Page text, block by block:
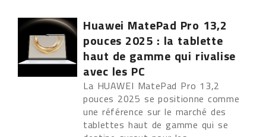
Huawei MatePad Pro 13,2
pouces 2025 : la tablette
haut de gamme qui rivalise
avec les PC
La HUAWEI MatePad Pro 13,2
pouces 2025 se positionne comme
une référence sur le marché des
tablettes haut de gamme qui se